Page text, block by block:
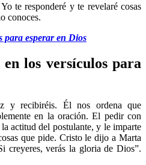
te responderé y te revelaré cosas
conoces.
para esperar en Dios
los versículos para
y recibiréis. Él nos ordena que
en la oración. El pedir con
actitud del postulante, y le imparte
que pide. Cristo le dijo a Marta
creyeres, verás la gloria de Dios”.